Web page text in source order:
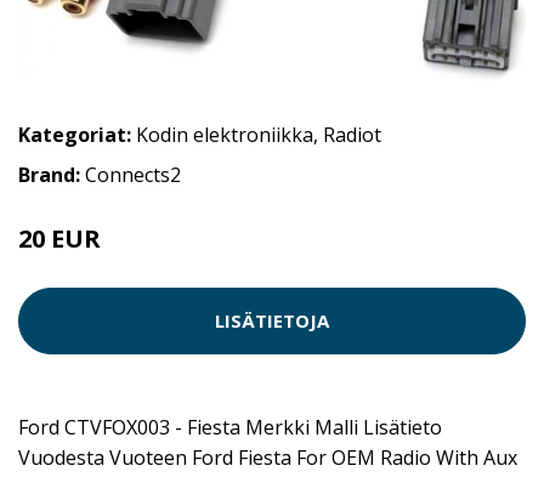
Kategoriat: Kodin elektroniikka, Radiot
Brand:Connects2
20 EUR
LISÄTIETOJA
Ford CTVFOX003 - Fiesta Merkki Malli Lisätieto
Vuodesta Vuoteen Ford Fiesta For OEM Radio With Aux